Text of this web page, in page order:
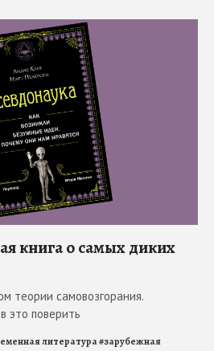
книга о самых диких
теории самовозгорания.
это поверить
литература#зарубежная